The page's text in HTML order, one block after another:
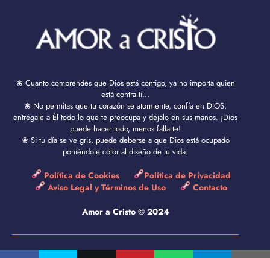
❀ Cuanto comprendes que Dios está contigo, ya no importa quien
está contra ti...
❀ No permitas que tu corazón se atormente, confía en DIOS,
entrégale a Él todo lo que te preocupa y déjalo en sus manos. ¡Dios
puede hacer todo, menos fallarte!
❀ Si tu día se ve gris, puede deberse a que Dios está ocupado
poniéndole color al diseño de tu vida.
Política de Cookies
Política de Privacidad
Aviso Legal y Términos de Uso
Contacto
Amor a Cristo © 2024